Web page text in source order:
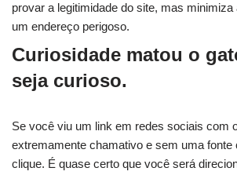
provar a legitimidade do site, mas
um endereço perigoso.
Curiosidade matou o
seja curioso.
Se você viu um link em redes sociais com
extremamente chamativo e sem uma fonte
clique. É quase certo que você será